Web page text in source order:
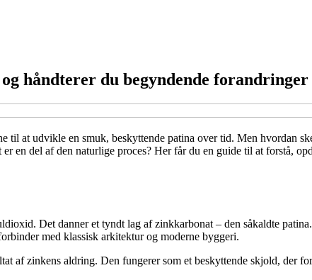
håndterer du begyndende
til at udvikle en smuk, beskyttende patina over tid. Men hvordan
en del af den naturlige proces? Her får du en guide til at forstå,
Det danner et tyndt lag af zinkkarbonat – den såkaldte
med klassisk arkitektur og moderne byggeri.
af zinkens aldring. Den fungerer som et beskyttende skjold, der